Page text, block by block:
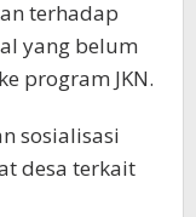
terhadap
yang belum
program JKN.
sosialisasi
desa terkait